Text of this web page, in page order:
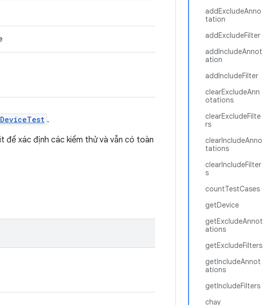
addExcludeAnno
tation
addExcludeFilter
addIncludeAnnot
ation
addIncludeFilter
clearExcludeAnn
otations
clearExcludeFilte
rs
clearIncludeAnno
tations
clearIncludeFilter
s
countTestCases
getDevice
getExcludeAnnot
ations
getExcludeFilters
getIncludeAnnot
ations
getIncludeFilters
chạy
.
để xác định các kiểm thử và vẫn có toàn